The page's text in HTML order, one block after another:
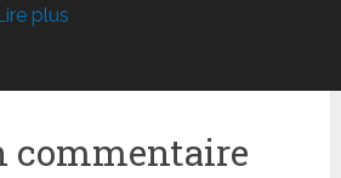
plus
commentaire